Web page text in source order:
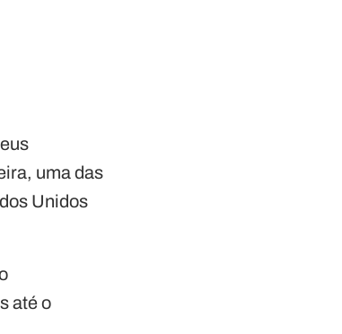
uma das
Unidos
até o